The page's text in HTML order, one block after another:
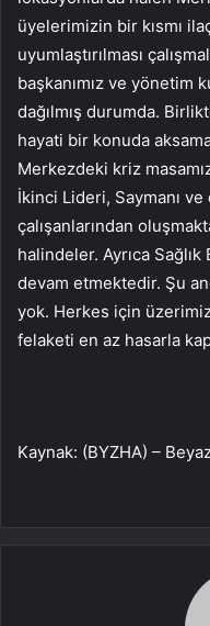
üyelerimizin bir kısmı
uyumlaştırılması
başkanımız ve yönetim
dağılmış durumda.
hayati bir konuda
Merkezdeki kriz
İkinci Lideri, Saymanı
çalışanlarından
halindeler. Ayrıca Sağlık
devam etmektedir. Şu
yok. Herkes için
felaketi en az hasarla
Kaynak: (BYZHA) –